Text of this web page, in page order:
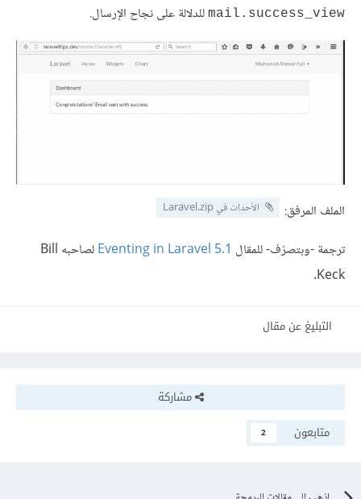
mail.success_view للدلالة على نجاح الإرسال.
الملف المرفق: الأحداث في Laravel.zip
ترجمة -وبتصرّف- للمقال Eventing in Laravel 5.1
لصاحبه Bill
Keck.
التبليغ عن مقال
مشاركة
متابعون
2